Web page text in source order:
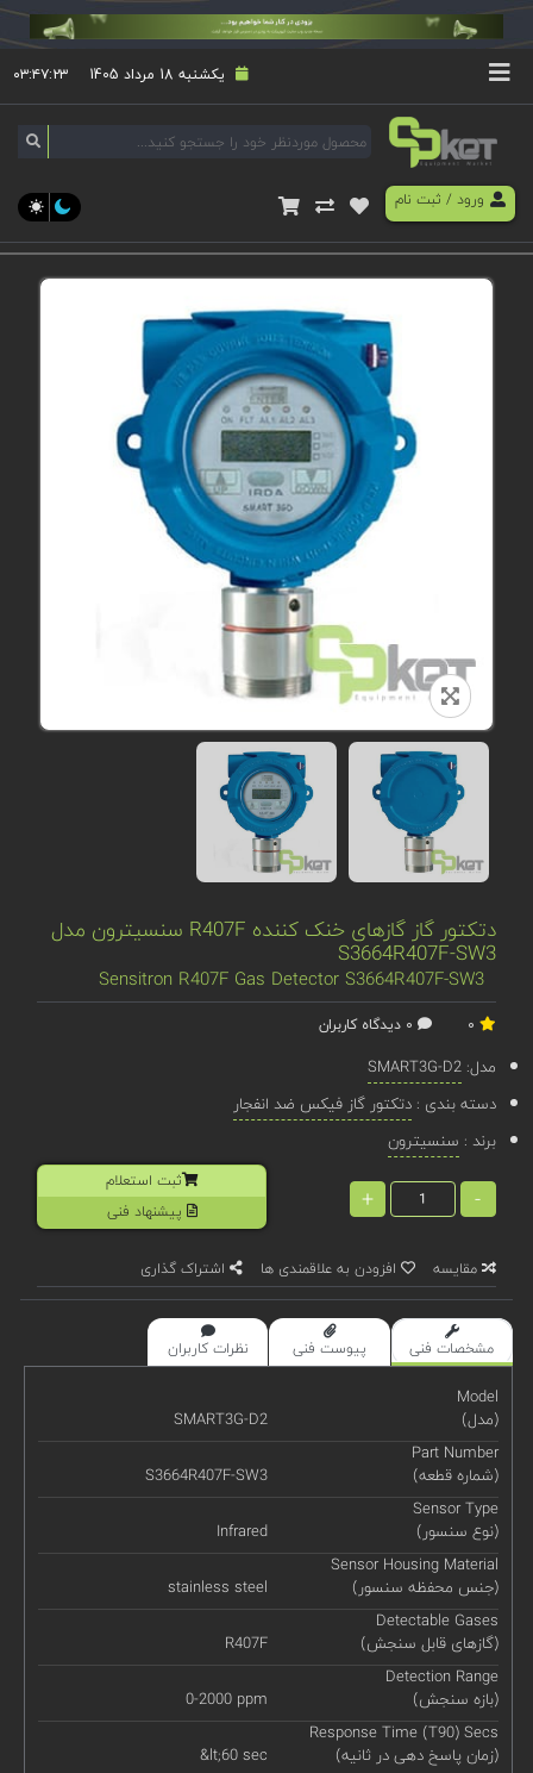
یکشنبه 18 مرداد 1405 ۰۳:۴۷:۲۳
ورود/ ثبت نام
دتکتور گاز گازهای خنک کننده R407F سنسیترون مدل
S3664R407F-SW3
Sensitron R407F Gas Detector S3664R407F-SW3
مدل:SMART3G-D2
دسته بندی :دتکتور گاز فیکس ضد انفجار
برند : سنسیترون
-
+
ثبت استعلام
پیشنهاد فنی
مقایسه افزودن به علاقمندی ها اشتراک گذاری
مشخصات فنی پیوست فنی نظرات کاربران
Model
(مدل)
SMART3G-D2
Part Number
(شماره قطعه)
S3664R407F-SW3
Sensor Type
(نوع سنسور)
Infrared
Sensor Housing Material
(جنس محفظه سنسور)
stainless steel
Detectable Gases
(گازهای قابل سنجش)
R407F
Detection Range
(بازه سنجش)
0-2000 ppm
Response Time (T90) Secs
(زمان پاسخ دهی در ثانیه)
&lt;60 sec